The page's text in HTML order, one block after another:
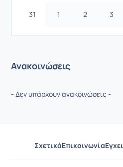
31 1 2 3
Ανακοινώσεις
- Δεν υπάρχουν ανακοινώσεις -
ΣχετικάΕπικοινωνία